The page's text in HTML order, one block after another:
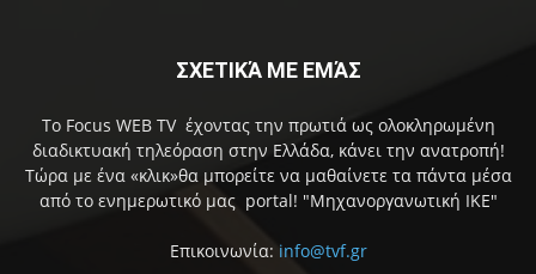
ΣΧΕΤΙΚΆ ΜΕ ΕΜΆΣ
Το Focus WEB TV έχοντας την πρωτιά ως ολοκληρωμένη
διαδικτυακή τηλεόραση στην Ελλάδα, κάνει την ανατροπή!
Τώρα με ένα «κλικ»θα μπορείτε να μαθαίνετε τα πάντα μέσα
από το ενημερωτικό μας portal! "Μηχανοργανωτική ΙΚΕ"
Επικοινωνία: info@tvf.gr